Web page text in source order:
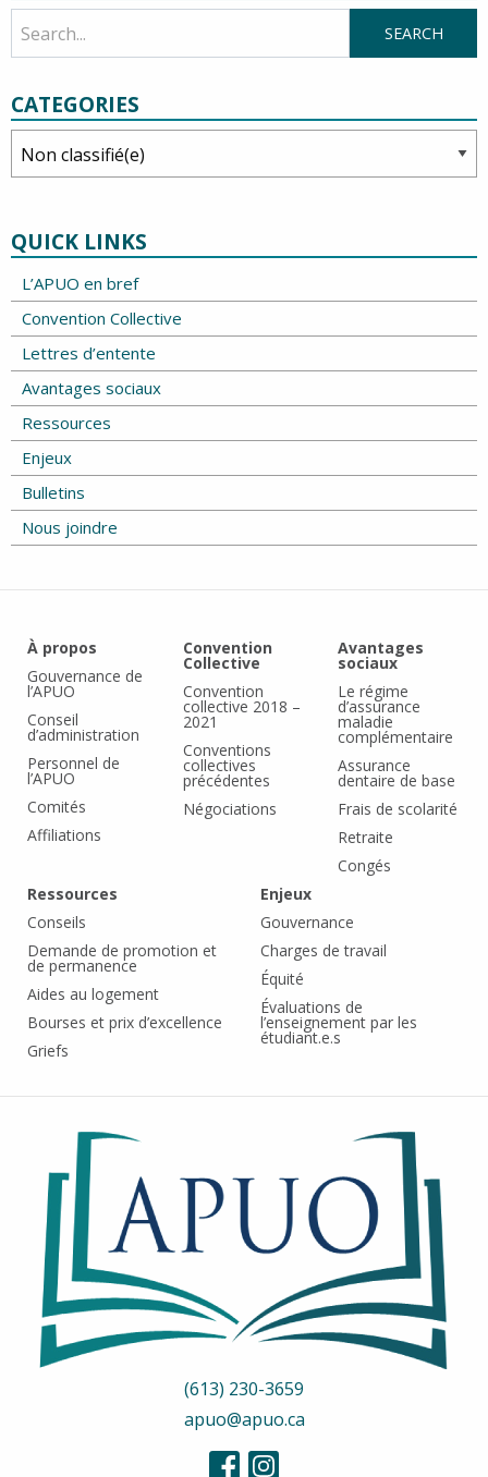
CATEGORIES
QUICK LINKS
L’APUO en bref
Convention Collective
Lettres d’entente
Avantages sociaux
Ressources
Enjeux
Bulletins
Nous joindre
À propos
Gouvernance de
l’APUO
Conseil
d’administration
Personnel de
l’APUO
Comités
Affiliations
Convention
Collective
Convention
collective 2018 –
2021
Conventions
collectives
précédentes
Négociations
Avantages
sociaux
Le régime
d’assurance
maladie
complémentaire
Assurance
dentaire de base
Frais de scolarité
Retraite
Congés
Ressources
Conseils
Demande de promotion et
de permanence
Aides au logement
Bourses et prix d’excellence
Griefs
Enjeux
Gouvernance
Charges de travail
Équité
Évaluations de
l’enseignement par les
étudiant.e.s
(613) 230-3659
apuo@apuo.ca